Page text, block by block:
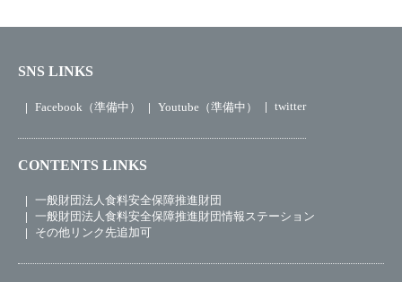
SNS LINKS
Facebook（準備中） Youtube（準備中） twitter
CONTENTS LINKS
一般財団法人食料安全保障推進財団
一般財団法人食料安全保障推進財団情報ステーション
その他リンク先追加可